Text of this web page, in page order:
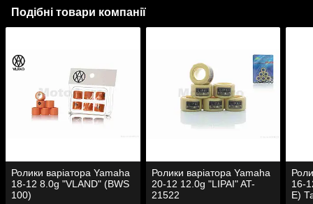
Подібні товари компанії
Ролики варіатора Yamaha
18-12 8.0g "VLAND" (BWS
100)
Ролики варіатора Yamaha
20-12 12.0g "LIPAI" AT-
21522
16-
E)